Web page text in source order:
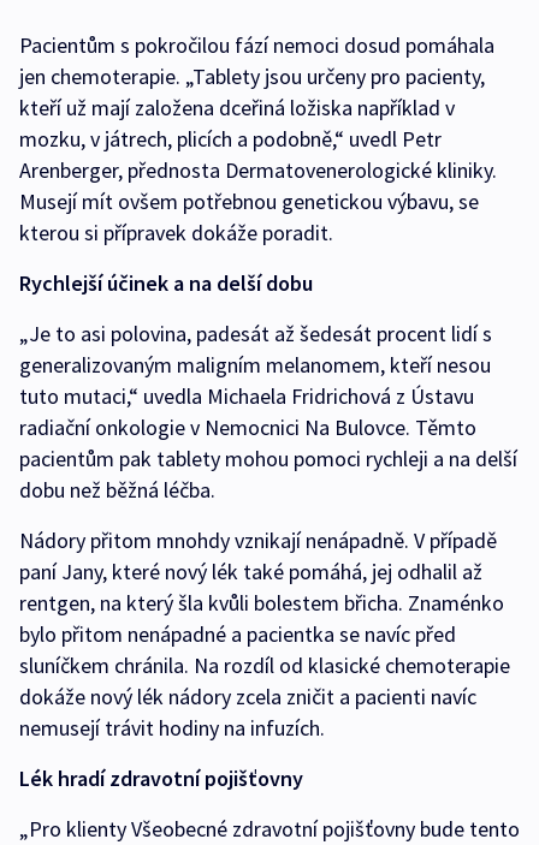
Pacientům s pokročilou fází nemoci dosud pomáhala
jen chemoterapie. „Tablety jsou určeny pro pacienty,
kteří už mají založena dceřiná ložiska například v
mozku, v játrech, plicích a podobně,“ uvedl Petr
Arenberger, přednosta Dermatovenerologické kliniky.
Musejí mít ovšem potřebnou genetickou výbavu, se
kterou si přípravek dokáže poradit.
Rychlejší účinek a na delší dobu
„Je to asi polovina, padesát až šedesát procent lidí s
generalizovaným maligním melanomem, kteří nesou
tuto mutaci,“ uvedla Michaela Fridrichová z Ústavu
radiační onkologie v Nemocnici Na Bulovce. Těmto
pacientům pak tablety mohou pomoci rychleji a na delší
dobu než běžná léčba.
Nádory přitom mnohdy vznikají nenápadně. V případě
paní Jany, které nový lék také pomáhá, jej odhalil až
rentgen, na který šla kvůli bolestem břicha. Znaménko
bylo přitom nenápadné a pacientka se navíc před
sluníčkem chránila. Na rozdíl od klasické chemoterapie
dokáže nový lék nádory zcela zničit a pacienti navíc
nemusejí trávit hodiny na infuzích.
Lék hradí zdravotní pojišťovny
„Pro klienty Všeobecné zdravotní pojišťovny bude tento